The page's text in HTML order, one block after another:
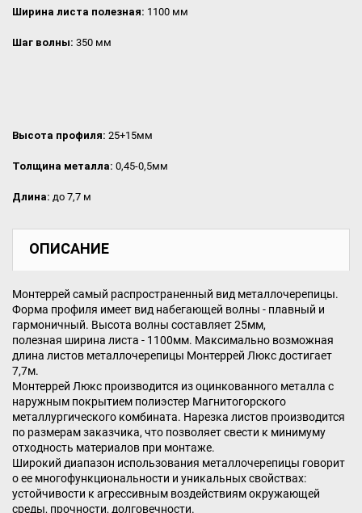
Ширина листа полезная: 1100 мм
Шаг волны: 350 мм
Высота профиля: 25+15мм
Толщина металла: 0,45-0,5мм
Длина: до 7,7 м
ОПИСАНИЕ
Монтеррей самый распространенный вид металлочерепицы.
Форма профиля имеет вид набегающей волны - плавный и
гармоничный. Высота волны составляет 25мм,
полезная ширина листа - 1100мм. Максимально возможная
длина листов металлочерепицы Монтеррей Люкс достигает
7,7м.
Монтеррей Люкс производится из оцинкованного металла с
наружным покрытием полиэстер Магнитогорского
металлургического комбината. Нарезка листов производится
по размерам заказчика, что позволяет свести к минимуму
отходность материалов при монтаже.
Широкий диапазон использования металлочерепицы говорит
о ее многофункциональности и уникальных свойствах:
устойчивости к агрессивным воздействиям окружающей
среды, прочности, долговечности.